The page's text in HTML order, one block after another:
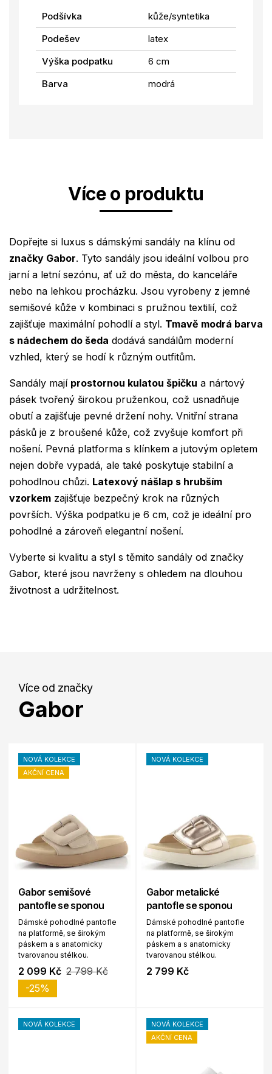
Podšívka
kůže/syntetika
Podešev
latex
Výška podpatku
6 cm
Barva
modrá
Více o produktu
Dopřejte si luxus s dámskými sandály na klínu od
značky Gabor. Tyto sandály jsou ideální volbou pro
jarní a letní sezónu, ať už do města, do kanceláře
nebo na lehkou procházku. Jsou vyrobeny z jemné
semišové kůže v kombinaci s pružnou textilií, což
zajišťuje maximální pohodlí a styl. Tmavě modrá barva
s nádechem do šeda dodává sandálům moderní
vzhled, který se hodí k různým outfitům.
Sandály mají prostornou kulatou špičku a nártový
pásek tvořený širokou pruženkou, což usnadňuje
obutí a zajišťuje pevné držení nohy. Vnitřní strana
pásků je z broušené kůže, což zvyšuje komfort při
nošení. Pevná platforma s klínkem a jutovým opletem
nejen dobře vypadá, ale také poskytuje stabilní a
pohodlnou chůzi. Latexový nášlap s hrubším
vzorkem zajišťuje bezpečný krok na různých
površích. Výška podpatku je 6 cm, což je ideální pro
pohodlné a zároveň elegantní nošení.
Vyberte si kvalitu a styl s těmito sandály od značky
Gabor, které jsou navrženy s ohledem na dlouhou
životnost a udržitelnost.
Více od značky
Gabor
NOVÁ KOLEKCE
AKČNÍ CENA
Gabor semišové
pantofle se sponou
Dámské pohodlné pantofle
na platformě, se širokým
páskem a s anatomicky
tvarovanou stélkou.
2 099 Kč 2 799 Kč
-25%
NOVÁ KOLEKCE
Gabor metalické
pantofle se sponou
Dámské pohodlné pantofle
na platformě, se širokým
páskem a s anatomicky
tvarovanou stélkou.
2 799 Kč
NOVÁ KOLEKCE
NOVÁ KOLEKCE
AKČNÍ CENA